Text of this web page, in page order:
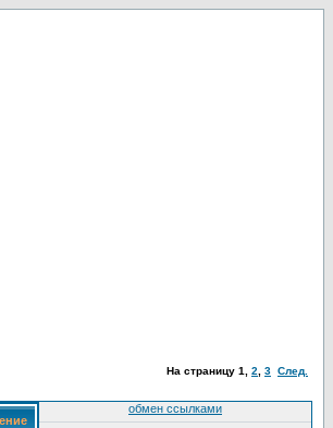
На страницу 1 2 3 След.
обмен ссылками